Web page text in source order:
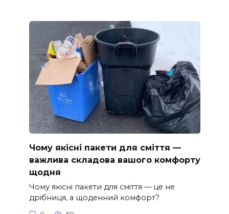
Чому якісні пакети для сміття —
важлива складова вашого комфорту
щодня
Чому якісні пакети для сміття — це не
дрібниця, а щоденний комфорт?